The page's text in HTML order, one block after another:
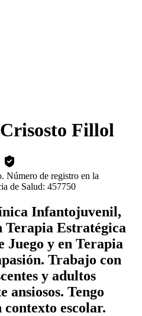
Fillol
Número de registro en la
de Salud: 457750
Infantojuvenil,
Terapia Estratégica
Juego y en Terapia
Trabajo con
y adultos
ansiosos. Tengo
escolar.